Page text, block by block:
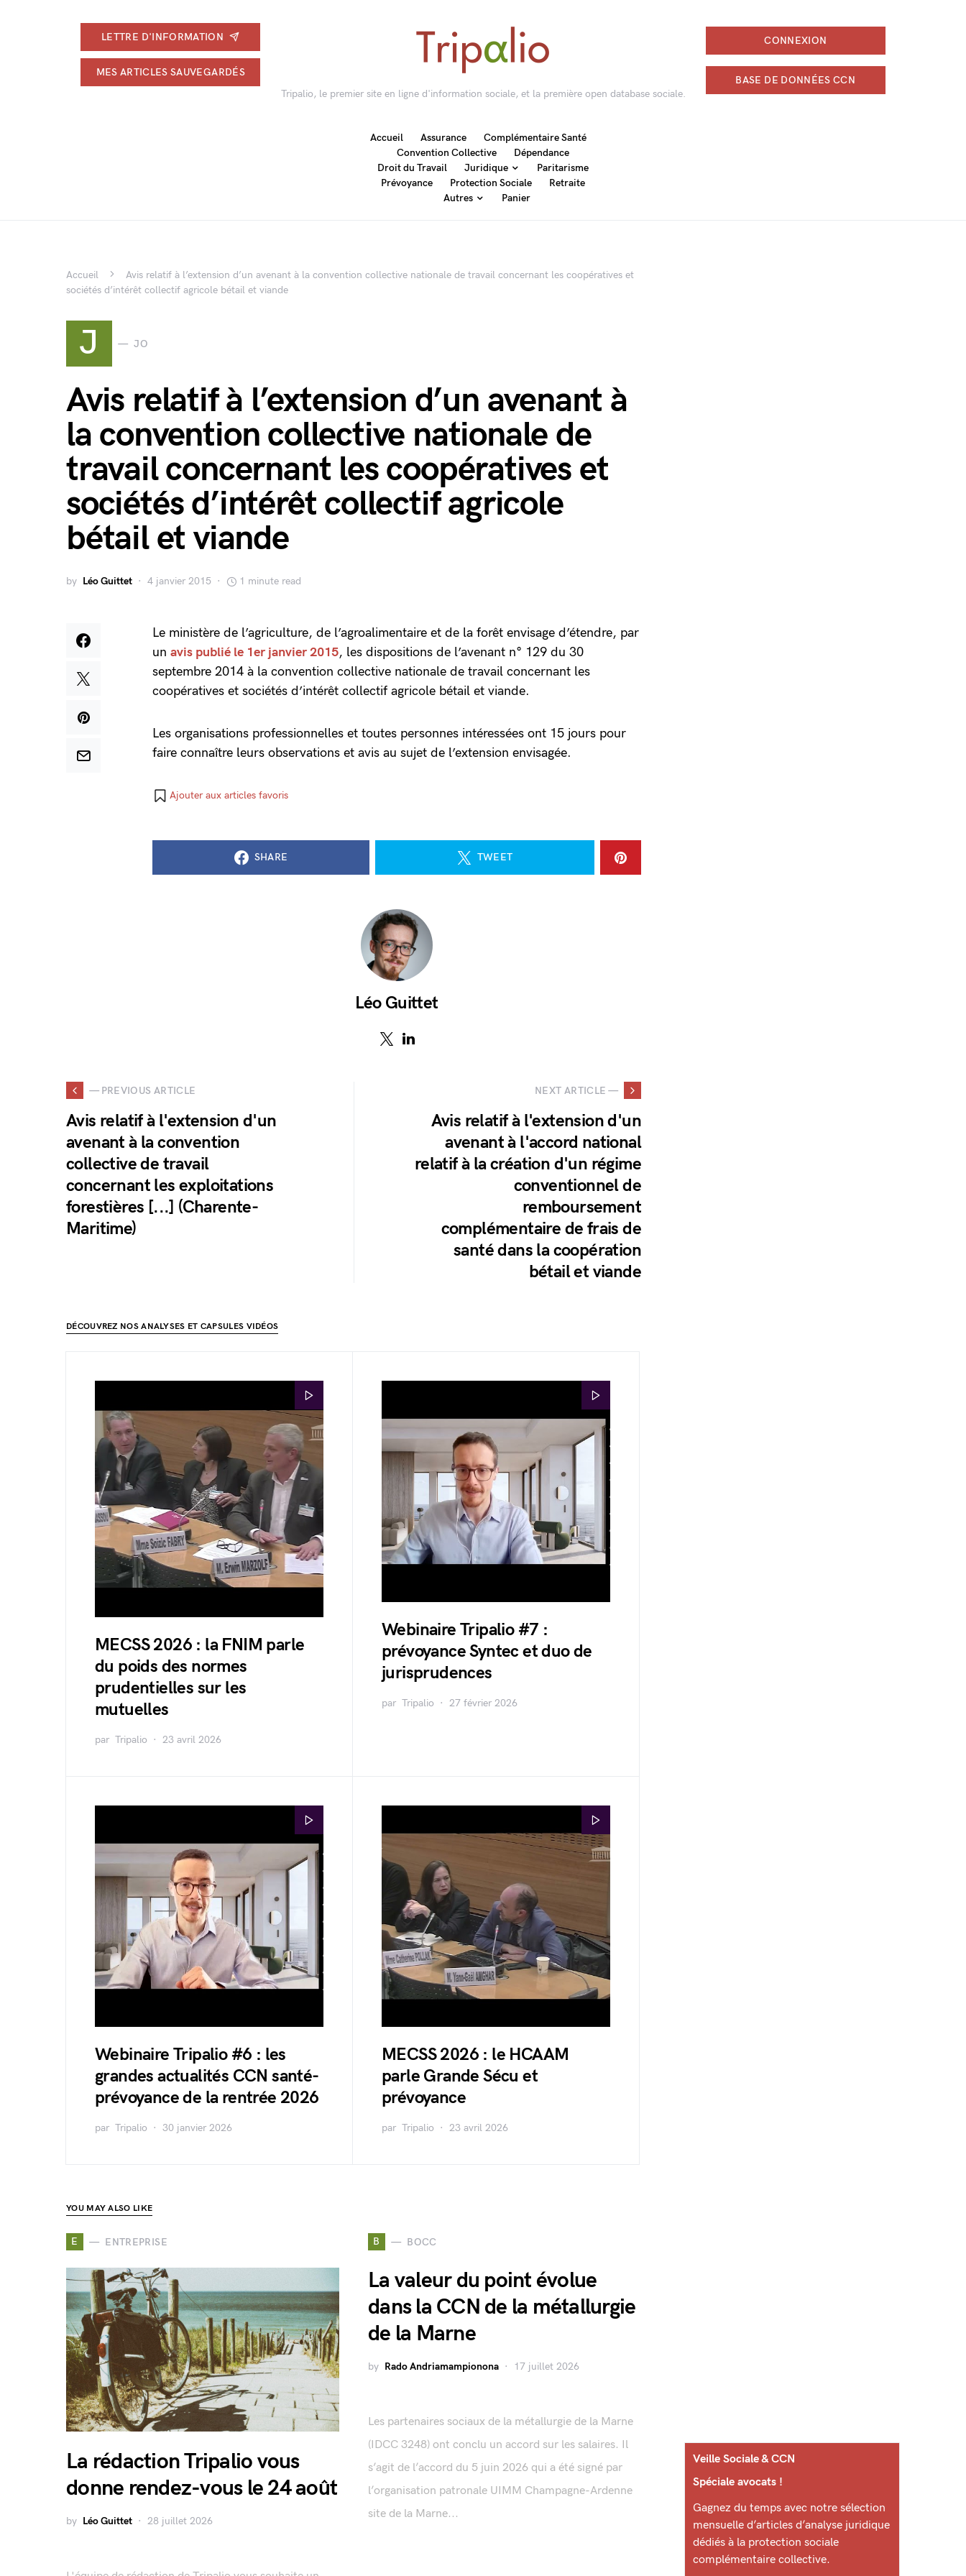
LETTRE D'INFORMATION
MES ARTICLES SAUVEGARDÉS
Tripalio, le premier site en ligne d'information sociale, et la première open database sociale.
CONNEXION
BASE DE DONNÉES CCN
Accueil Assurance
Complémentaire Santé
Convention Collective
Dépendance
Droit du Travail
Juridique
Paritarisme
Prévoyance
Protection Sociale
Retraite
Autres
Panier
Accueil
Avis relatif à l’extension d’un avenant à la convention collective nationale de travail concernant les coopératives et
sociétés d’intérêt collectif agricole bétail et viande
J JO
Avis relatif à l’extension d’un avenant à
la convention collective nationale de
travail concernant les coopératives et
sociétés d’intérêt collectif agricole
bétail et viande
by Léo Guittet 4 janvier 2015 1 minute read
Le ministère de l’agriculture, de l’agroalimentaire et de la forêt envisage d’étendre, par
un avis publié le 1er janvier 2015, les dispositions de l’avenant n° 129 du 30
septembre 2014 à la convention collective nationale de travail concernant les
coopératives et sociétés d’intérêt collectif agricole bétail et viande.
Les organisations professionnelles et toutes personnes intéressées ont 15 jours pour
faire connaître leurs observations et avis au sujet de l’extension envisagée.
Ajouter aux articles favoris
SHARE TWEET
Léo Guittet
— PREVIOUS ARTICLE
Avis relatif à l'extension d'un
avenant à la convention
collective de travail
concernant les exploitations
forestières [...] (Charente-
Maritime)
NEXT ARTICLE —
Avis relatif à l'extension d'un
avenant à l'accord national
relatif à la création d'un régime
conventionnel de
remboursement
complémentaire de frais de
santé dans la coopération
bétail et viande
DÉCOUVREZ NOS ANALYSES ET CAPSULES VIDÉOS
MECSS 2026 : la FNIM parle
du poids des normes
prudentielles sur les
mutuelles
par Tripalio 23 avril 2026
Webinaire Tripalio #7 :
prévoyance Syntec et duo de
jurisprudences
par Tripalio 27 février 2026
Webinaire Tripalio #6 : les
grandes actualités CCN santé-
prévoyance de la rentrée 2026
par Tripalio 30 janvier 2026
MECSS 2026 : le HCAAM
parle Grande Sécu et
prévoyance
par Tripalio 23 avril 2026
YOU MAY ALSO LIKE
E ENTREPRISE
La rédaction Tripalio vous
donne rendez-vous le 24 août
by Léo Guittet 28 juillet 2026
B BOCC
La valeur du point évolue
dans la CCN de la métallurgie
de la Marne
by Rado Andriamampionona 17 juillet 2026
Les partenaires sociaux de la métallurgie de la Marne
(IDCC 3248) ont conclu un accord sur les salaires. Il
s’agit de l’accord du 5 juin 2026 qui a été signé par
l’organisation patronale UIMM Champagne-Ardenne
site de la Marne...
Veille Sociale & CCN
Spéciale avocats !
Gagnez du temps avec notre sélection
mensuelle d’articles d’analyse juridique
dédiés à la protection sociale
complémentaire collective.